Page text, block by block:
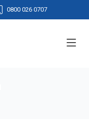
0800 026 0707